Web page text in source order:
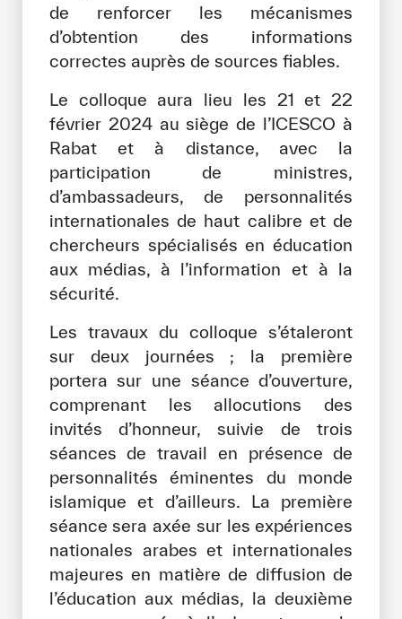
Soutien et dons
Conditions d’utilisation
Politique de confidentialité
Politique et procédure concernant l’IA
PPSSI
Droit d’auteur
Clause de non-responsabilité
de renforcer les mécanismes
d’obtention des informations
correctes auprès de sources fiables.
Le colloque aura lieu les 21 et 22
février 2024 au siège de l’ICESCO à
Rabat et à distance, avec la
participation de ministres,
d’ambassadeurs, de personnalités
internationales de haut calibre et de
chercheurs spécialisés en éducation
aux médias, à l’information et à la
sécurité.
Les travaux du colloque s’étaleront
sur deux journées ; la première
portera sur une séance d’ouverture,
comprenant les allocutions des
invités d’honneur, suivie de trois
séances de travail en présence de
personnalités éminentes du monde
islamique et d’ailleurs. La première
séance sera axée sur les expériences
nationales arabes et internationales
majeures en matière de diffusion de
l’éducation aux médias, la deuxième